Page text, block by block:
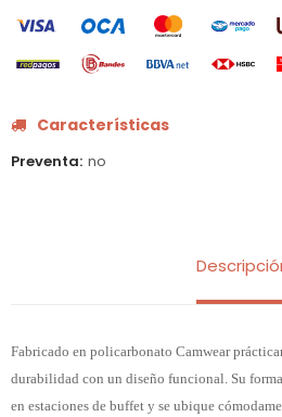
Características
Preventa no
Fabricado en policarbonato Camwear
durabilidad con un diseño funcional. Su
en estaciones de buffet y se ubique